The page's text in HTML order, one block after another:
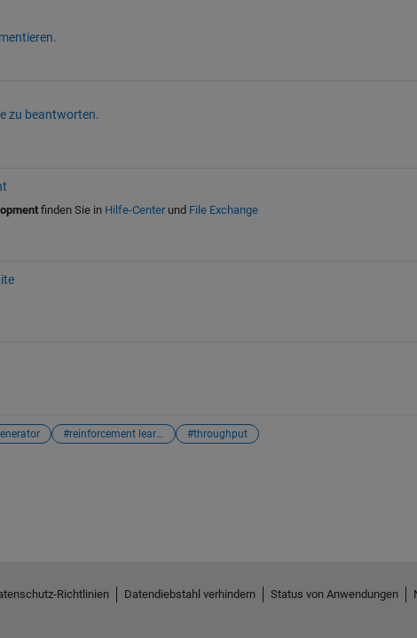
zu beantworten.
finden Sie in Hilfe-Centerund File Exchange
#reinforcement learning #throughput
Richtlinien Datendiebstahl verhindern Status von Anwendungen